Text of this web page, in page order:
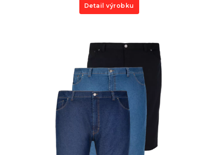
Detail výrobku